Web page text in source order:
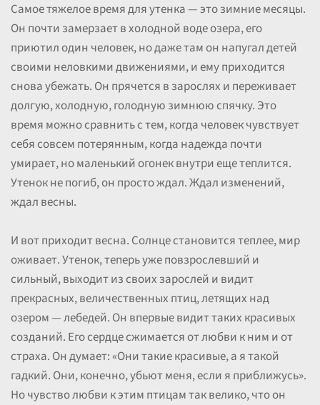
Самое тяжелое время для утенка — это зимние месяцы.
Он почти замерзает в холодной воде озера, его
приютил один человек, но даже там он напугал детей
своими неловкими движениями, и ему приходится
снова убежать. Он прячется в зарослях и переживает
долгую, холодную, голодную зимнюю спячку. Это
время можно сравнить с тем, когда человек чувствует
себя совсем потерянным, когда надежда почти
умирает, но маленький огонек внутри еще теплится.
Утенок не погиб, он просто ждал. Ждал изменений,
ждал весны.
И вот приходит весна. Солнце становится теплее, мир
оживает. Утенок, теперь уже повзрослевший и
сильный, выходит из своих зарослей и видит
прекрасных, величественных птиц, летящих над
озером — лебедей. Он впервые видит таких красивых
созданий. Его сердце сжимается от любви к ним и от
страха. Он думает: «Они такие красивые, а я такой
гадкий. Они, конечно, убьют меня, если я приближусь».
Но чувство любви к этим птицам так велико, что он